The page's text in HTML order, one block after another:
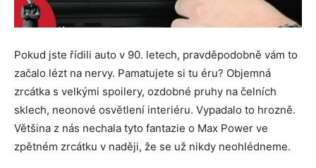
Pokud jste řídili auto v 90. letech, pravděpodobně vám to
začalo lézt na nervy. Pamatujete si tu éru? Objemná
zrcátka s velkými spoilery, ozdobné pruhy na čelních
sklech, neonové osvětlení interiéru. Vypadalo to hrozně.
Většina z nás nechala tyto fantazie o Max Power ve
zpětném zrcátku v naději, že se už nikdy neohlédneme.